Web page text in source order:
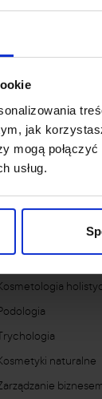
jak
mogą
usług.
Studia
Trychologia
naturalne